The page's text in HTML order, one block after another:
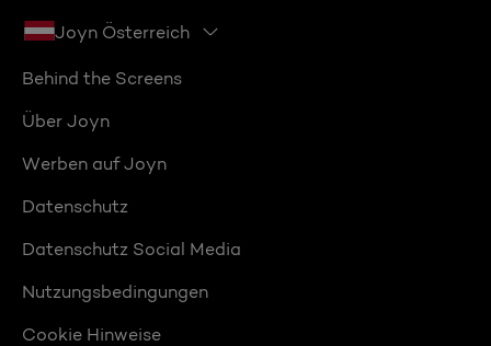
Joyn Österreich
Behind the Screens
Über Joyn
Werben auf Joyn
Datenschutz
Datenschutz Social Media
Nutzungsbedingungen
Cookie Hinweise